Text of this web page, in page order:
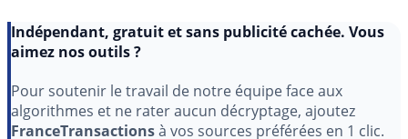
Indépendant, gratuit et sans publicité cachée. Vous
aimez nos outils ?
Pour soutenir le travail de notre équipe face aux
algorithmes et ne rater aucun décryptage, ajoutez
FranceTransactionsà vos sources préférées en 1 clic.